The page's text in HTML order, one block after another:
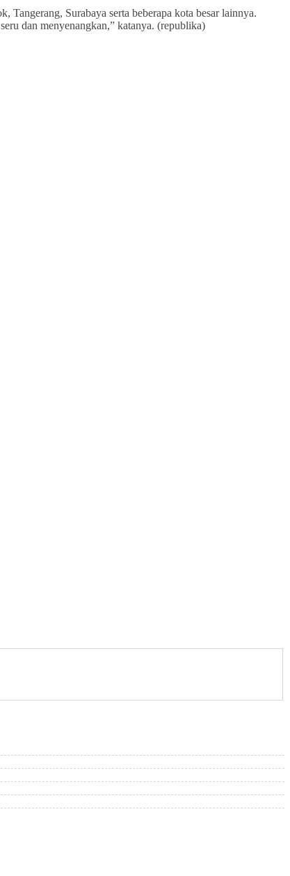
Surabaya serta beberapa kota besar lainnya.
dan menyenangkan,” katanya. (republika)